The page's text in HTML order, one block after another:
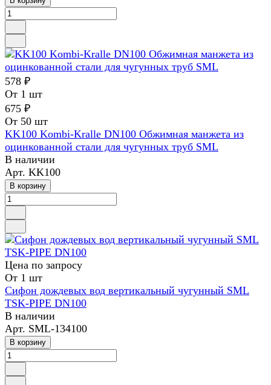
578 ₽
От 1 шт
675 ₽
От 50 шт
KK100 Kombi-Kralle DN100 Обжимная манжета из
оцинкованной стали для чугунных труб SML
В наличии
Арт. KK100
В корзину
Цена по запросу
От 1 шт
Сифон дождевых вод вертикальный чугунный SML
TSK-PIPE DN100
В наличии
Арт. SML-134100
В корзину